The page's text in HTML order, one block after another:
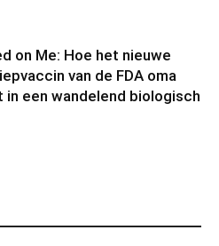
on Me: Hoe het nieuwe
van de FDA oma
in een wandelend biologisch